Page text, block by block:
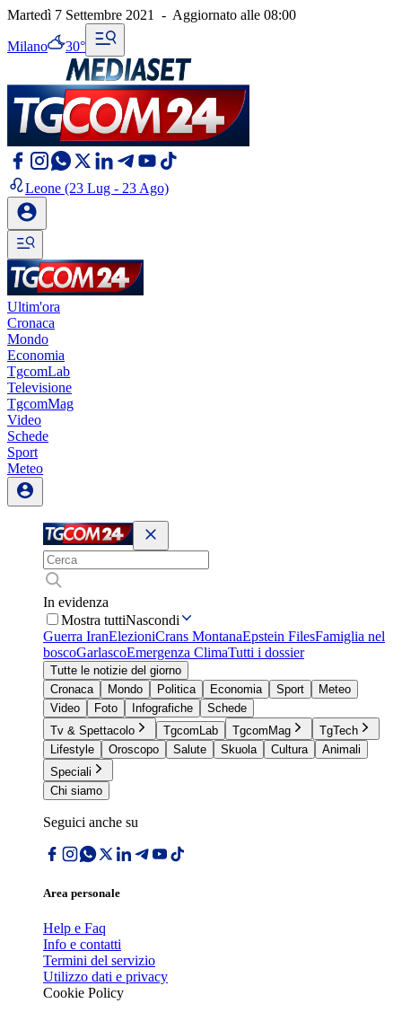
Martedì 7 Settembre 2021 - Aggiornato alle 08:00
Milano 30°
Leone (23 Lug - 23 Ago)
Ultim'ora
Cronaca
Mondo
Economia
TgcomLab
Televisione
TgcomMag
Video
Schede
Sport
Meteo
In evidenza
Mostra tuttiNascondi
Guerra IranElezioniCrans MontanaEpstein FilesFamiglia nel
boscoGarlascoEmergenza ClimaTutti i dossier
Tutte le notizie del giorno
Cronaca
Mondo Politica Economia Sport
Meteo
Video
Foto Infografiche
Schede
Tv & Spettacolo
TgcomLab TgcomMag
TgTech
Lifestyle
Oroscopo Salute Skuola Cultura
Animali
Speciali
Chi siamo
Seguici anche su
Area personale
Help e Faq
Info e contatti
Termini del servizio
Utilizzo dati e privacy
Cookie Policy